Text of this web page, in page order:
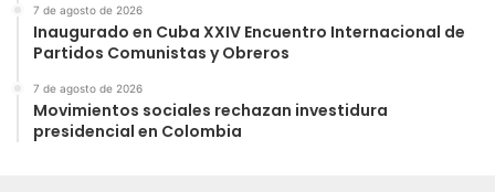
7 de agosto de 2026
Inaugurado en Cuba XXIV Encuentro Internacional de
Partidos Comunistas y Obreros
7 de agosto de 2026
Movimientos sociales rechazan investidura
presidencial en Colombia